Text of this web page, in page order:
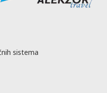
sistema